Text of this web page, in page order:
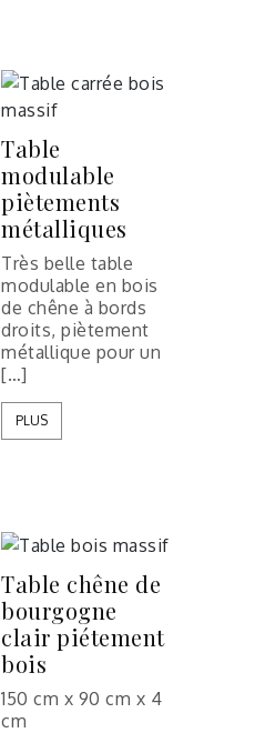
Table
modulable
piètements
métalliques
Très belle table
modulable en bois
de chêne à bords
droits, piètement
métallique pour un
[…]
PLUS
Table chêne de
bourgogne
clair piétement
bois
150 cm x 90 cm x 4
cm